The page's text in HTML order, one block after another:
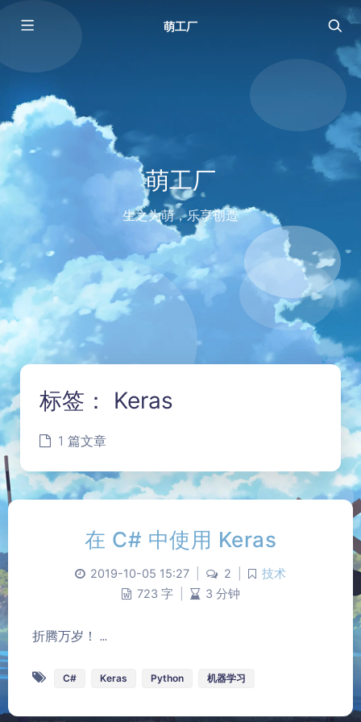
萌工厂
萌工厂
生之为萌，乐享创造
夜间模式
Sans Serif
标签： Keras
1 篇文章
在 C# 中使用 Keras
2019-10-05 15:27 2
技术
723 字
3 分钟
折腾万岁！ ...
C# Keras Python 机器学习